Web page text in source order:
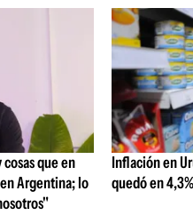
que en
Argentina; lo
Inflación en
quedó en